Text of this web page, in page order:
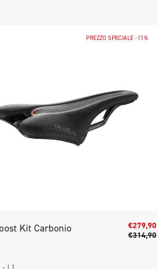
PREZZO SPECIALE -11%
Kit Carbonio
€314,90
€279,90
- L1